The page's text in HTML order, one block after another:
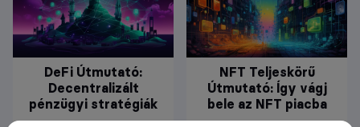
DeFi Útmutató:
Decentralizált
pénzügyi stratégiák
NFT Teljeskörű
Útmutató: Így vágj
bele az NFT piacba